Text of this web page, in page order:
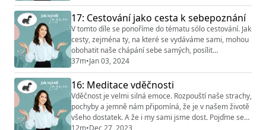
17: Cestování jako cesta k sebepoznání
V tomto díle se ponoříme do tématu sólo cestování. Jak
cesty, zejména ty, na které se vydáváme sami, mohou
obohatit naše chápání sebe samých, posílit
sebevědomí a podpořit odvahu. O tom, jak přistoupit k
tomu, když nás okolí nechápe, jestli plánovat nebo být
spontánní a jak může vypadat partnerská kompatibilita
v cestování, se bavíme s Luckou Sukovou, fotografkou
a sólo cestovatelkou, která řík...
37m•Jan 03, 2024
16: Meditace vděčnosti
Vděčnost je velmi silná emoce. Rozpouští naše strachy,
pochyby a jemně nám připomíná, že je v našem životě
všeho dostatek. A že i my sami jsme dost. Pojďme se
společně vydat na kouzelný výlet, kde bude naším
12m•Dec 27, 2023